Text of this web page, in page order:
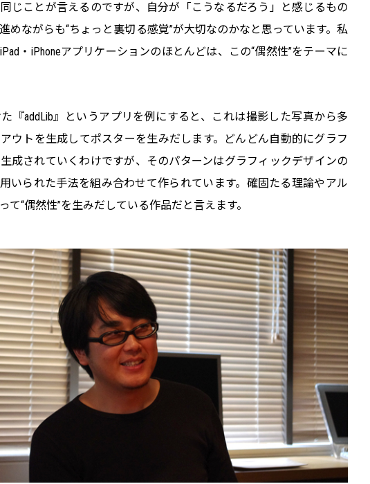
じことが言えるのですが、自分が「こうなるだろう」と感じるもの
めながらも“ちょっと裏切る感覚”が大切なのかなと思っています。私
・iPhoneアプリケーションのほとんどは、この“偶然性”をテーマに
た『addLib』というアプリを例にすると、これは撮影した写真から多
ウトを生成してポスターを生みだします。どんどん自動的にグラフ
成されていくわけですが、そのパターンはグラフィックデザインの
いられた手法を組み合わせて作られています。確固たる理論やアル
て“偶然性”を生みだしている作品だと言えます。